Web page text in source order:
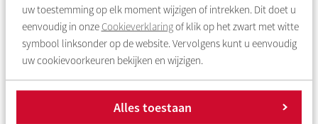
uw toestemming op elk moment wijzigen of intrekken. Dit doet u
eenvoudig in onze Cookieverklaringof klik op het zwart met witte
symbool linksonder op de website. Vervolgens kunt u eenvoudig
uw cookievoorkeuren bekijken en wijzigen.
Alles toestaan